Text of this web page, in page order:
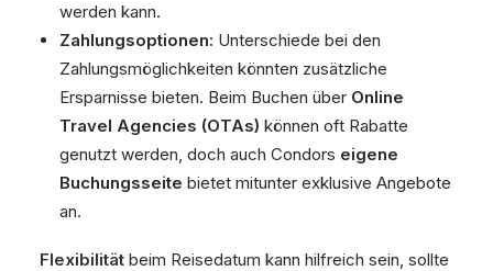
werden kann.
Zahlungsoptionen: Unterschiede bei den
Zahlungsmöglichkeiten könnten zusätzliche
Ersparnisse bieten. Beim Buchen über Online
Travel Agencies (OTAs) können oft Rabatte
genutzt werden, doch auch Condors eigene
Buchungsseite bietet mitunter exklusive Angebote
an.
Flexibilität beim Reisedatum kann hilfreich sein, sollte